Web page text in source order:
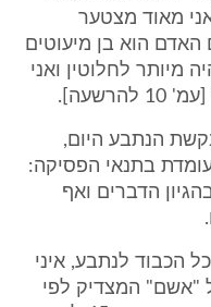
מאוד מצטער
הוא בן מיעוטים
מיותר לחלוטין ואני
הנתבע היום,
בתנאי הפסיקה:
הדברים ואף
הכבוד לנתבע, איני
"אשם" המצדיק לפי